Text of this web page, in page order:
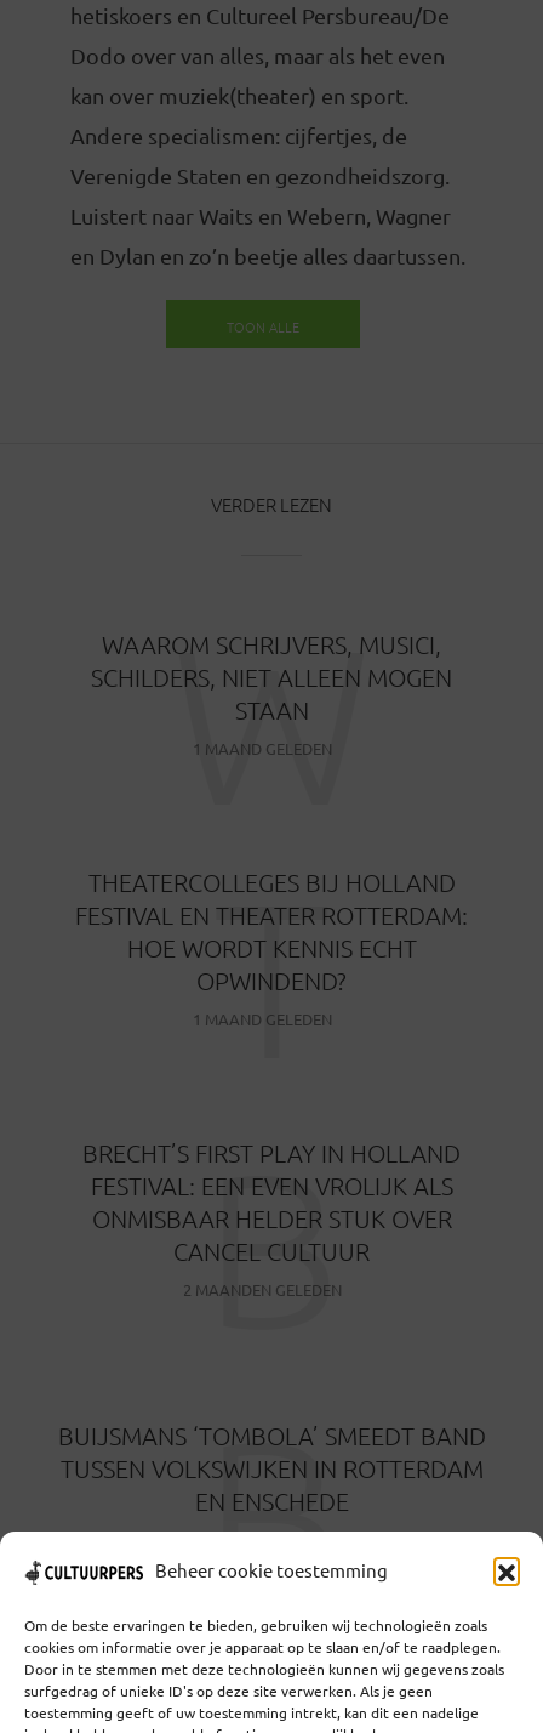
Beheer cookie toestemming
Om de beste ervaringen te bieden, gebruiken wij technologieën zoals
cookies om informatie over je apparaat op te slaan en/of te raadplegen.
Door in te stemmen met deze technologieën kunnen wij gegevens zoals
surfgedrag of unieke ID's op deze site verwerken. Als je geen
toestemming geeft of uw toestemming intrekt, kan dit een nadelige
hetiskoers en Cultureel Persbureau/De
Dodo over van alles, maar als het even
kan over muziek(theater) en sport.
Andere specialismen: cijfertjes, de
Verenigde Staten en gezondheidszorg.
Luistert naar Waits en Webern, Wagner
en Dylan en zo’n beetje alles daartussen.
TOON ALLE
VERDER LEZEN
WAAROM SCHRIJVERS, MUSICI,
SCHILDERS, NIET ALLEEN MOGEN
STAAN
1 MAAND GELEDEN
W
THEATERCOLLEGES BIJ HOLLAND
FESTIVAL EN THEATER ROTTERDAM:
HOE WORDT KENNIS ECHT
OPWINDEND?
1 MAAND GELEDEN
T
BRECHT’S FIRST PLAY IN HOLLAND
FESTIVAL: EEN EVEN VROLIJK ALS
ONMISBAAR HELDER STUK OVER
CANCEL CULTUUR
2 MAANDEN GELEDEN
B
BUIJSMANS ‘TOMBOLA’ SMEEDT BAND
TUSSEN VOLKSWIJKEN IN ROTTERDAM
EN ENSCHEDE
B
Coöperatief Cultureel Persbureau U.A. | Salzburg 29 |